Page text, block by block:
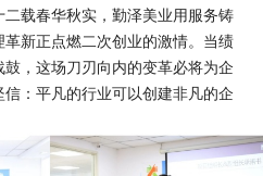
二载春华秋实，勤泽美业用服务铸
新正点燃二次创业的激情。当绩
，这场刀刃向内的变革必将为企
：平凡的行业可以创建非凡的企